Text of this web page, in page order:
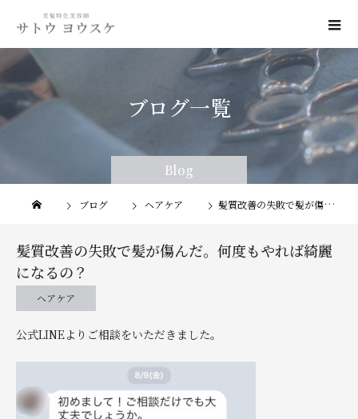
Blog
Blog
ブログ一覧
ブログ ヘアケア 髪質改善の失敗で髪が傷んだ。何度もやれば綺麗になるの？
髪質改善の失敗で髪が傷んだ。何度もやれば綺麗
になるの？
ヘアケア
公式LINEよりご相談をいただきました。